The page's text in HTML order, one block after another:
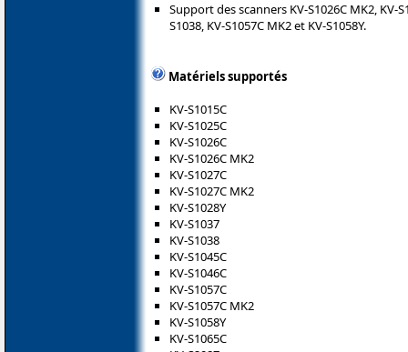
Support des scanners KV-S1026C MK2, KV-
S1038, KV-S1057C MK2 et KV-S1058Y.
Matériels supportés
KV-S1015C
KV-S1025C
KV-S1026C
KV-S1026C MK2
KV-S1027C
KV-S1027C MK2
KV-S1028Y
KV-S1037
KV-S1038
KV-S1045C
KV-S1046C
KV-S1057C
KV-S1057C MK2
KV-S1058Y
KV-S1065C